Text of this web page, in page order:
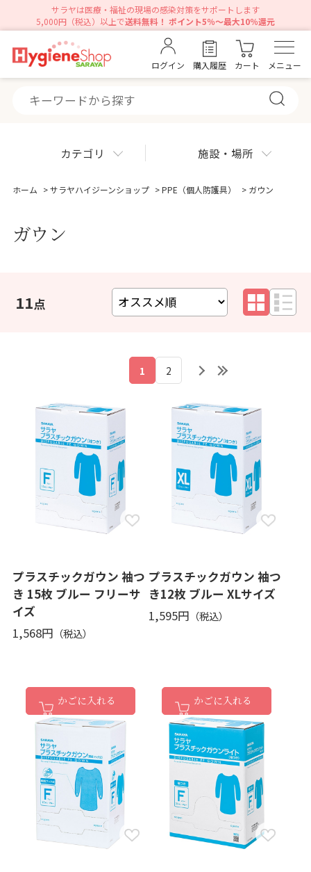
サラヤは医療・福祉の現場の感染対策をサポートします
5,000円（税込）以上で送料無料！ ポイント5％～最大10％還元
ログイン 購入履歴 カート メニュー
カテゴリ 施設・場所
ホーム >サラヤハイジーンショップ >PPE（個人防護具） > ガウン
ガウン
11
1 2
プラスチックガウン 袖つ
き 15枚 ブルー フリーサ
イズ
1,568円
かごに入れる
プラスチックガウン 袖つ
き12枚 ブルー XLサイズ
1,595円
かごに入れる